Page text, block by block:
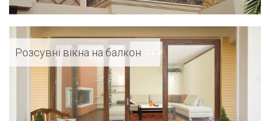
Розсувні вікна на балкон